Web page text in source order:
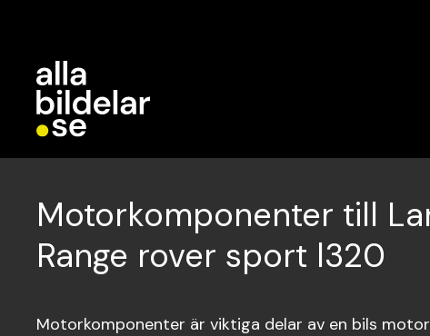
Motorkomponenter till
Range rover sport l320
Motorkomponenter är viktiga delar av en bils